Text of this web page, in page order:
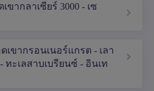
ขากลาเซียร์ 3000 - เซ
เขากรอนเนอร์แกรต - เลา
ทะเลสาบเบรียนซ์ - อินเท